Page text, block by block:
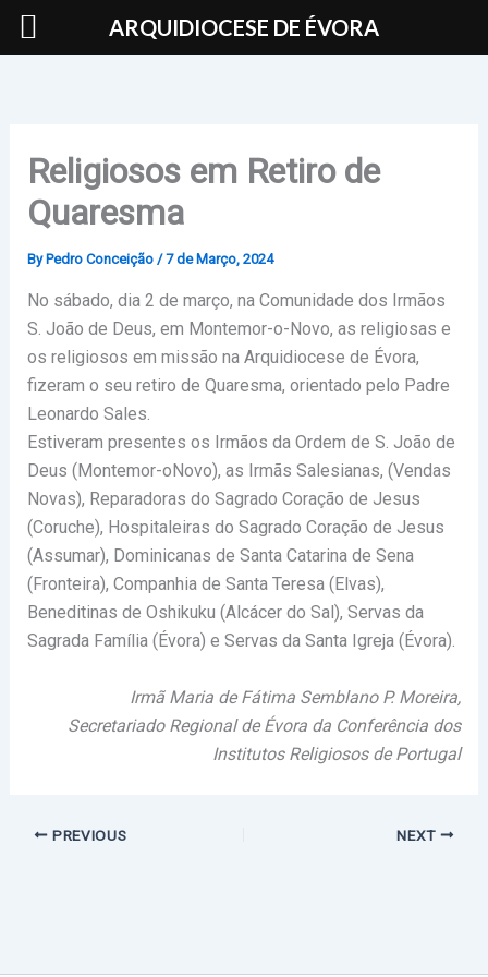
Skip
Religiosos em Retiro de
Quaresma
By Pedro Conceição /7 de Março, 2024
No sábado, dia 2 de março, na Comunidade dos Irmãos
S. João de Deus, em Montemor-o-Novo, as religiosas e
os religiosos em missão na Arquidiocese de Évora,
fizeram o seu retiro de Quaresma, orientado pelo Padre
Leonardo Sales.
Estiveram presentes os Irmãos da Ordem de S. João de
Deus (Montemor-oNovo), as Irmãs Salesianas, (Vendas
Novas), Reparadoras do Sagrado Coração de Jesus
(Coruche), Hospitaleiras do Sagrado Coração de Jesus
(Assumar), Dominicanas de Santa Catarina de Sena
(Fronteira), Companhia de Santa Teresa (Elvas),
Beneditinas de Oshikuku (Alcácer do Sal), Servas da
Sagrada Família (Évora) e Servas da Santa Igreja (Évora).
Irmã Maria de Fátima Semblano P. Moreira,
Secretariado Regional de Évora da Conferência dos
Institutos Religiosos de Portugal
PREVIOUS NEXT
ARQUIDIOCESE DE ÉVORA